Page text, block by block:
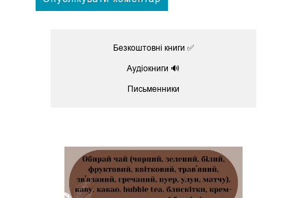
Безкоштовні книги ✅
Аудіокниги 🔊
Письменники